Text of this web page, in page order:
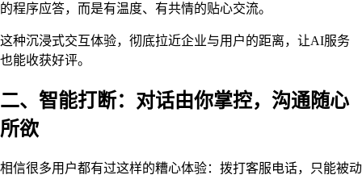
的程序应答，而是有温度、有共情的贴心交流。
这种沉浸式交互体验，彻底拉近企业与用户的距离，让AI服务
也能收获好评。
二、智能打断：对话由你掌控，沟通随心
所欲
相信很多用户都有过这样的糟心体验：拨打客服电话，只能被动